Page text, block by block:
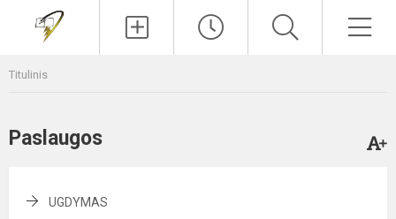
Titulinis
Paslaugos
UGDYMAS